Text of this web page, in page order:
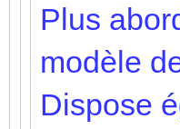
Plus
modèle
Dispose